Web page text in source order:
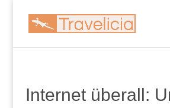
Internet überall: